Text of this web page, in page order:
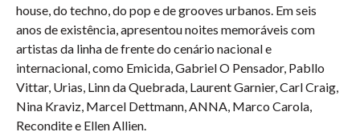
house, do techno, do pop e de grooves urbanos. Em seis
anos de existência, apresentou noites memoráveis com
artistas da linha de frente do cenário nacional e
internacional, como Emicida, Gabriel O Pensador, Pabllo
Vittar, Urias, Linn da Quebrada, Laurent Garnier, Carl Craig,
Nina Kraviz, Marcel Dettmann, ANNA, Marco Carola,
Recondite e Ellen Allien.